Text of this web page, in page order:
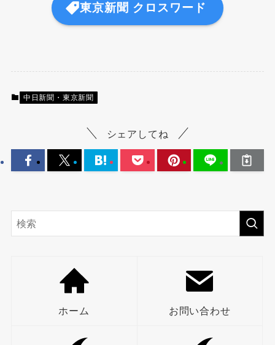
東京新聞 クロスワード
中日新聞・東京新聞
シェアしてね
ホーム お問い合わせ